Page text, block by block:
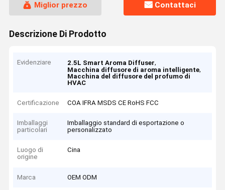
Miglior prezzo Contattaci
Descrizione Di Prodotto
Evidenziare 2.5L Smart Aroma Diffuser,
Macchina diffusore di aroma intelligente,
Macchina del diffusore del profumo di
HVAC
Certificazione COA IFRA MSDS CE RoHS FCC
Imballaggi
particolari
Imballaggio standard di esportazione o
personalizzato
Luogo di
origine
Cina
Marca OEM ODM